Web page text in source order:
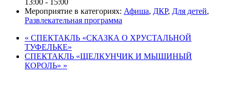
Мероприятие в категориях: Афиша, ДКР, Для детей,
Развлекательная программа
« СПЕКТАКЛЬ «СКАЗКА О ХРУСТАЛЬНОЙ
ТУФЕЛЬКЕ»
СПЕКТАКЛЬ «ЩЕЛКУНЧИК И МЫШИНЫЙ
КОРОЛЬ» »